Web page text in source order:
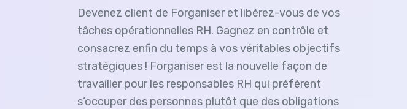
Devenez client de Forganiser et libérez-vous de vos
tâches opérationnelles RH. Gagnez en contrôle et
consacrez enfin du temps à vos véritables objectifs
stratégiques ! Forganiser est la nouvelle façon de
travailler pour les responsables RH qui préfèrent
s’occuper des personnes plutôt que des obligations